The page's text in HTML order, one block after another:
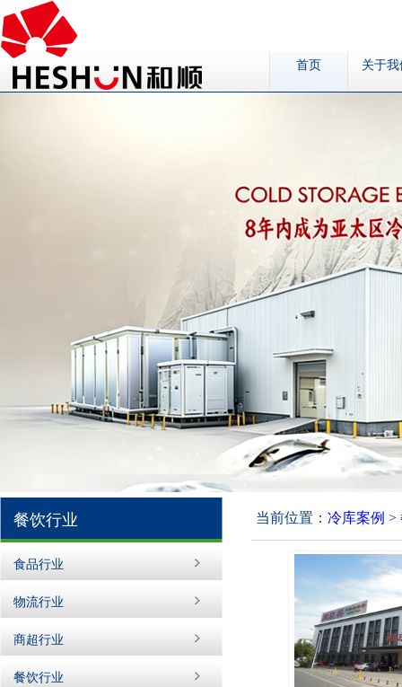
首页 关于我
餐饮行业
食品行业
物流行业
商超行业
餐饮行业
当前位置： 冷库案例 >